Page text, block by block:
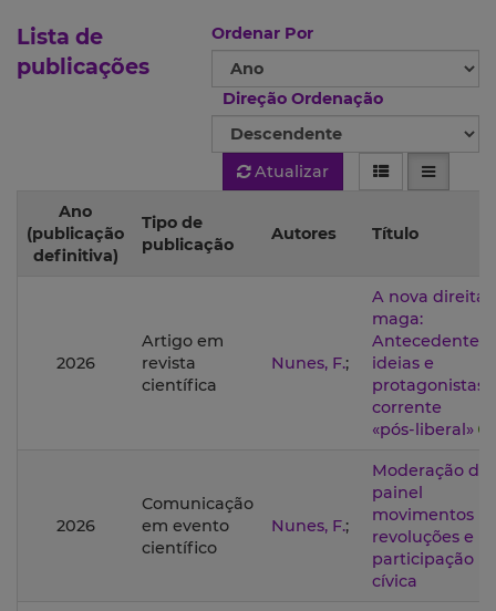
Ordenar Por
Direção Ordenação
Atualizar
Lista de
publicações
Ano
(publicação
definitiva)
Tipo de
publicação
Autores Título
2026
Artigo em
revista
científica
Nunes, F.;
A nova direita
maga:
Antecedentes,
ideias e
protagonistas
corrente
«pós‑liberal»
2026
Comunicação
em evento
científico
Nunes, F.;
Moderação do
painel
movimentos
revoluções e
participação
cívica